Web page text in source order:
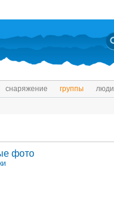
снаряжение группы люди
фото